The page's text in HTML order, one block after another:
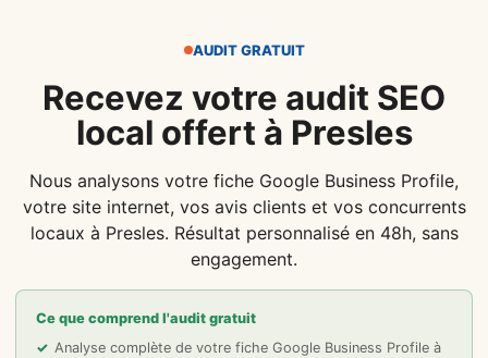
AUDIT GRATUIT
Recevez votre audit SEO
local offert à Presles
Nous analysons votre fiche Google Business Profile,
votre site internet, vos avis clients et vos concurrents
locaux à Presles. Résultat personnalisé en 48h, sans
engagement.
Ce que comprend l'audit gratuit
Analyse complète de votre fiche Google Business Profile à